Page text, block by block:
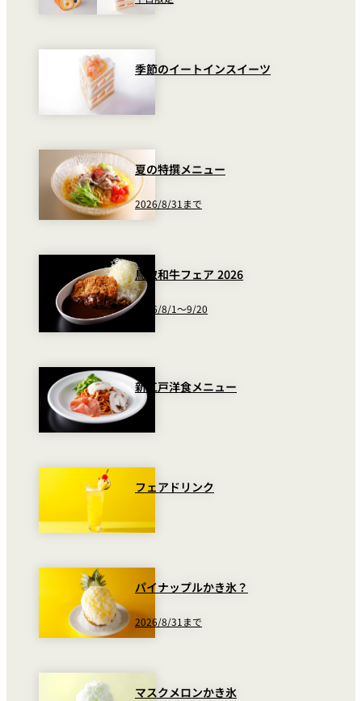
季節のイートインスイーツ
夏の特撰メニュー
2026/8/31まで
鳥取和牛フェア 2026
2026/8/1～9/20
新江戸洋食メニュー
フェアドリンク
パイナップルかき氷？
2026/8/31まで
マスクメロンかき氷